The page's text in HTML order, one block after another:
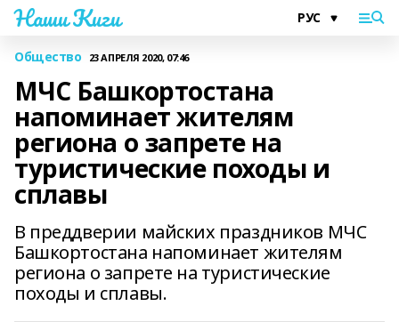
Наши Киги
Общество 23 АПРЕЛЯ 2020, 07:46
МЧС Башкортостана
напоминает жителям
региона о запрете на
туристические походы и
сплавы
В преддверии майских праздников МЧС
Башкортостана напоминает жителям
региона о запрете на туристические
походы и сплавы.